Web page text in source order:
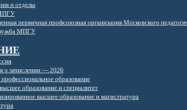
и отделы
первичная профсоюзная организация Московского
МПГУ
о зачислении — 2026
образование
образование и специалитет
высшее образование и магистратура